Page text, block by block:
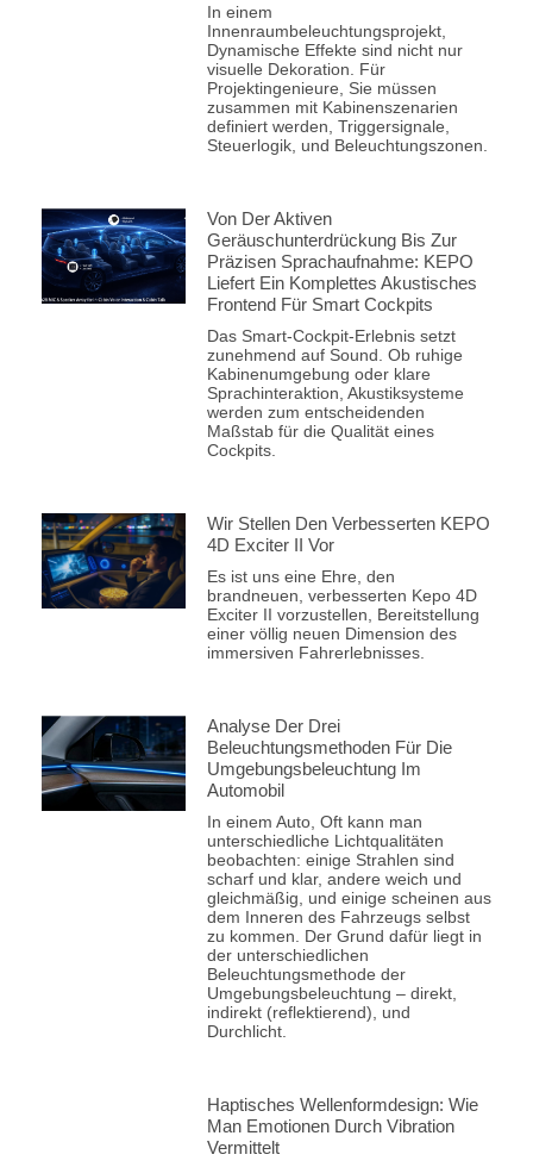
In einem
Innenraumbeleuchtungsprojekt,
Dynamische Effekte sind nicht nur
visuelle Dekoration. Für
Projektingenieure, Sie müssen
zusammen mit Kabinenszenarien
definiert werden, Triggersignale,
Steuerlogik, und Beleuchtungszonen.
Von Der Aktiven
Geräuschunterdrückung Bis Zur
Präzisen Sprachaufnahme: KEPO
Liefert Ein Komplettes Akustisches
Frontend Für Smart Cockpits
Das Smart-Cockpit-Erlebnis setzt
zunehmend auf Sound. Ob ruhige
Kabinenumgebung oder klare
Sprachinteraktion, Akustiksysteme
werden zum entscheidenden
Maßstab für die Qualität eines
Cockpits.
Wir Stellen Den Verbesserten KEPO
4D Exciter II Vor
Es ist uns eine Ehre, den
brandneuen, verbesserten Kepo 4D
Exciter II vorzustellen, Bereitstellung
einer völlig neuen Dimension des
immersiven Fahrerlebnisses.
Analyse Der Drei
Beleuchtungsmethoden Für Die
Umgebungsbeleuchtung Im
Automobil
In einem Auto, Oft kann man
unterschiedliche Lichtqualitäten
beobachten: einige Strahlen sind
scharf und klar, andere weich und
gleichmäßig, und einige scheinen aus
dem Inneren des Fahrzeugs selbst
zu kommen. Der Grund dafür liegt in
der unterschiedlichen
Beleuchtungsmethode der
Umgebungsbeleuchtung – direkt,
indirekt (reflektierend), und
Durchlicht.
Haptisches Wellenformdesign: Wie
Man Emotionen Durch Vibration
Vermittelt